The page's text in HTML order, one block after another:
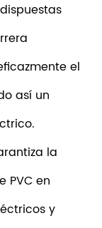
el
así un
la
PVC en
y